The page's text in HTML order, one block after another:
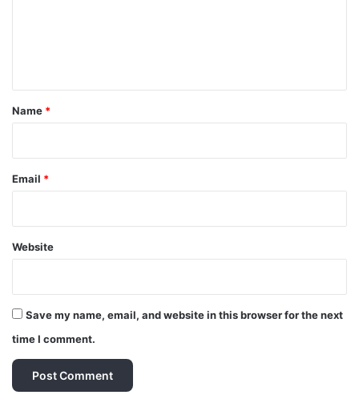
*
Name *
Email *
Website
Save my name, email, and website in this browser for the next
time I comment.